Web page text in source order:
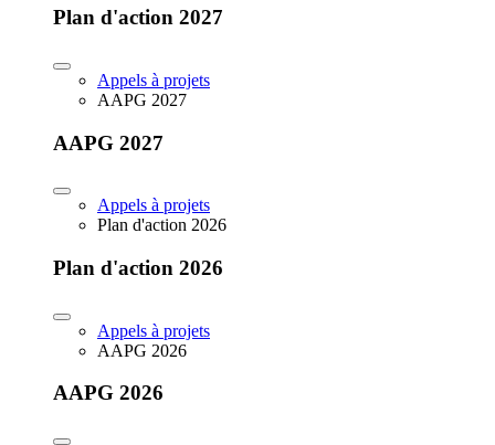
Plan d'action 2027
Appels à projets
AAPG 2027
AAPG 2027
Appels à projets
Plan d'action 2026
Plan d'action 2026
Appels à projets
AAPG 2026
AAPG 2026